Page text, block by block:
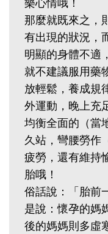
那麼就既來之，
有出現的狀況，
明顯的身體不適
就不建議服用藥
放輕鬆，養成規
外運動，晚上充
均衡全面的（當
久站，彎腰勞作
疲勞，還有維持
胎哦！‭ ‬
俗話說：「胎前
是說：懷孕的媽
後的媽媽則多虛